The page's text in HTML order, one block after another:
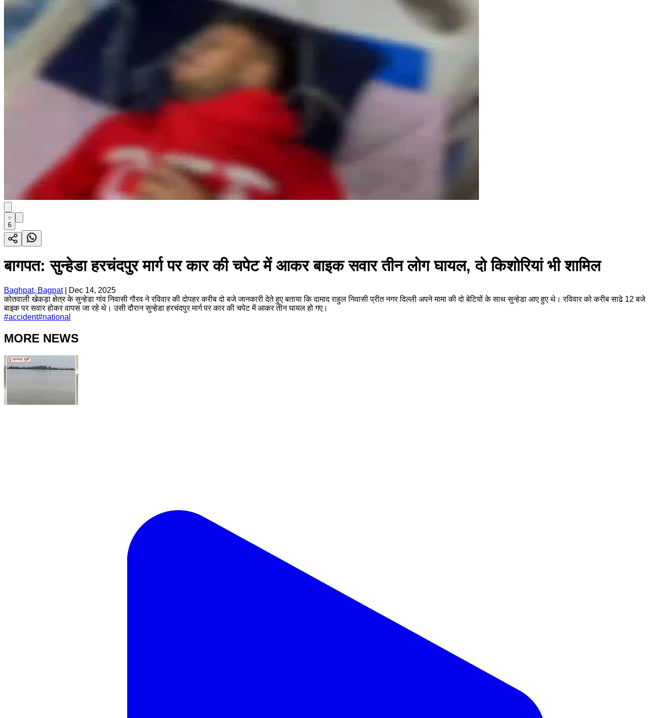
6
बागपत: सुन्हेडा हरचंदपुर मार्ग पर कार की चपेट में आकर बाइक सवार तीन लोग घायल, दो किशोरियां भी शामिल
Baghpat, Bagpat|
Dec 14, 2025
कोतवाली खेकड़ा क्षेत्र के सुन्हेडा गांव निवासी गौरव ने रविवार की दोपहर करीब दो बजे जानकारी देते हुए बताया कि दामाद राहुल निवासी प्रीत नगर दिल्ली अपने मामा की दो बेटियों के साथ सुन्हेडा आए हुए थे। रविवार को करीब साढे 12 बजे
बाइक पर सवार होकर वापस जा रहे थे। उसी दौरान सुन्हेडा हरचंदपुर मार्ग पर कार की चपेट में आकर तीन घायल हो गए।
#accident#national
MORE NEWS